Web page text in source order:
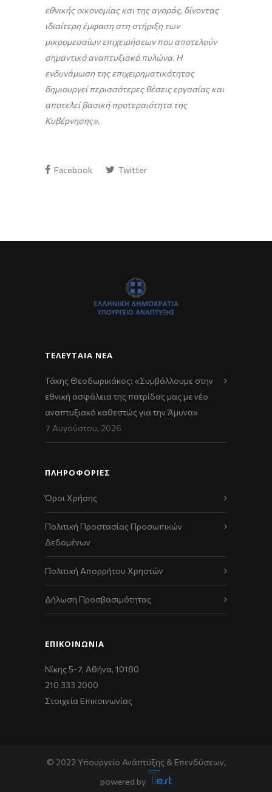
εθνικής οικονομίας και της αγοράς, δίνοντας
ιδιαίτερη έμφαση στη στήριξη των
μικρομεσαίων επιχειρήσεων που αποτελούν
σημαντικό αναπτυξιακό πυλώνα. Η
ενδυνάμωση της επιχειρηματικότητας
δημιουργεί περισσότερες θέσεις εργασίας και
αποτελεί βασική προτεραιότητα της
Κυβέρνησης».
Facebook Twitter
ΤΕΛΕΥΤΑΊΑ ΝΈΑ
Τάκης Θεοδωρικάκος: «Συμβάλλουμε στην
εθνική ασφάλεια της πατρίδας μας με νέο
αναπτυξιακό καθεστώς για την Άμυνα»
7 Αυγούστου, 2026
ΠΛΗΡΟΦΟΡΙΕΣ
Όροι Χρήσης
Πολιτική Προστασίας Προσωπικών
Δεδομένων
Πολιτική Απορρήτου Χρηστών
Δήλωση Προσβασιμότητας
ΕΠΙΚΟΙΝΩΝΊΑ
Νίκης 5-7, Αθήνα, 10180
210 333 2000
Στοιχεία Επικοινωνίας
© 2022 Υπουργείο Ανάπτυξης & Επενδύσεων,
powered by